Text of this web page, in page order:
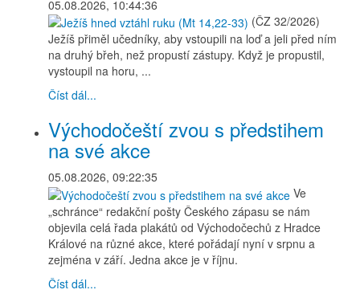
05.08.2026, 10:44:36
(ČZ 32/2026)
Ježíš přiměl učedníky, aby vstoupili na loď a jeli před ním
na druhý břeh, než propustí zástupy. Když je propustil,
vystoupil na horu, ...
Číst dál...
Východočeští zvou s předstihem
na své akce
05.08.2026, 09:22:35
Ve
„schránce“ redakční pošty Českého zápasu se nám
objevila celá řada plakátů od Východočechů z Hradce
Králové na různé akce, které pořádají nyní v srpnu a
zejména v září. Jedna akce je v říjnu.
Číst dál...